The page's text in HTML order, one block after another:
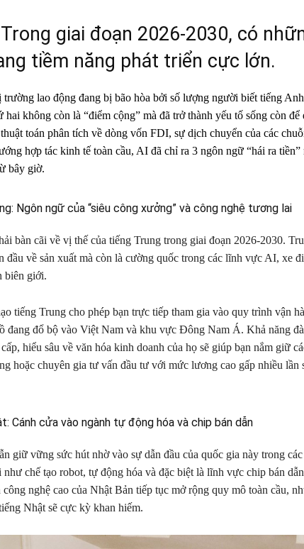
giai đoạn 2026-2030, có
tiềm năng phát triển cực lớn.
trường lao động đang bị bão hòa bởi số lượng người biết tiếng
hai không còn là “điểm cộng” mà đã trở thành yếu tố sống còn để
toán phân tích về dòng vốn FDI, sự dịch chuyển của các
hợp tác kinh tế toàn cầu, AI đã chỉ ra 3 ngôn ngữ “hái ra tiền”
bây giờ.
Ngôn ngữ của “siêu công xưởng” và công nghệ tương lai
bàn cãi về vị thế của tiếng Trung trong giai đoạn 2026-2030.
đầu về sản xuất mà còn là cường quốc trong các lĩnh vực AI, xe
biên giới.
tiếng Trung cho phép bạn trực tiếp tham gia vào quy trình vận
đang đổ bộ vào Việt Nam và khu vực Đông Nam Á. Khả năng
hiểu sâu về văn hóa kinh doanh của họ sẽ giúp bạn nắm giữ
hoặc chuyên gia tư vấn đầu tư với mức lương cao gấp nhiều lần
Cánh cửa vào ngành tự động hóa và chip bán dẫn
giữ vững sức hút nhờ vào sự dẫn đầu của quốc gia này trong
như chế tạo robot, tự động hóa và đặc biệt là lĩnh vực chip bán
nghệ cao của Nhật Bản tiếp tục mở rộng quy mô toàn cầu,
Nhật sẽ cực kỳ khan hiếm.